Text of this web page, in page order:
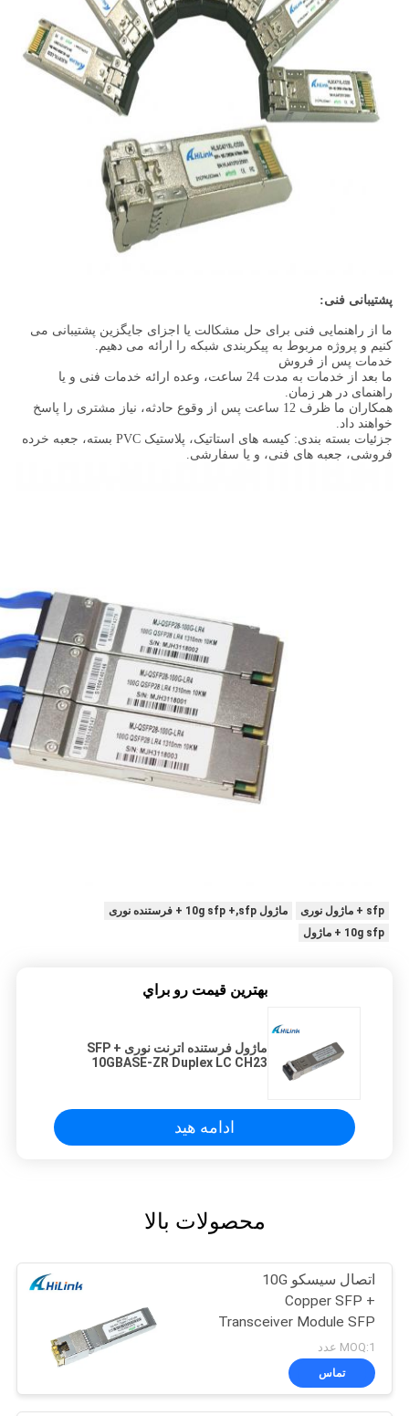
پشتیبانی فنی:
ما از راهنمایی فنی برای حل مشکالت یا اجزای جایگزین پشتیبانی می
کنیم و پروژه مربوط به پیکربندی شبکه را ارائه می دهیم.
خدمات پس از فروش
ما بعد از خدمات به مدت 24 ساعت، وعده ارائه خدمات فنی و یا
راهنمای در هر زمان.
همکاران ما ظرف 12 ساعت پس از وقوع حادثه، نیاز مشتری را پاسخ
خواهند داد.
جزئیات بسته بندی: کیسه های استاتیک، پلاستیک PVC بسته، جعبه خرده
فروشی، جعبه های فنی، و یا سفارشی.
sfp + ماژول نوری
ماژول 10g sfp +,sfp + فرستنده نوری
10g sfp + ماژول
بهترين قيمت رو براي
ماژول فرستنده اترنت نوری SFP +
10GBASE-ZR Duplex LC CH23
ادامه هید
محصولات بالا
اتصال سیسکو 10G
Copper SFP +
Transceiver Module SFP
-10G-T RJ45
MOQ:1 عدد
تماس